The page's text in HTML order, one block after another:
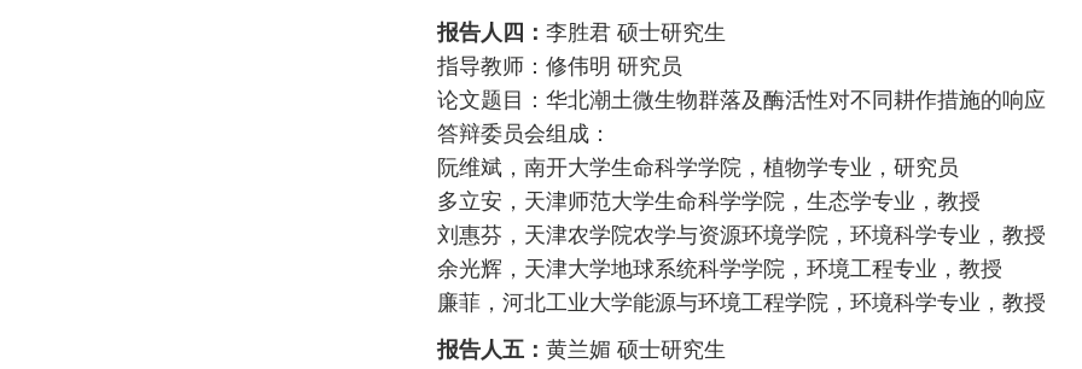
报告人四： 李胜君 硕士研究生
指导教师：修伟明 研究员
论文题目：华北潮土微生物群落及酶活性对不同耕作措施的响应
答辩委员会组成：
阮维斌，南开大学生命科学学院，植物学专业，研究员
多立安，天津师范大学生命科学学院，生态学专业，教授
刘惠芬，天津农学院农学与资源环境学院，环境科学专业，教授
余光辉，天津大学地球系统科学学院，环境工程专业，教授
廉菲，河北工业大学能源与环境工程学院，环境科学专业，教授
报告人五： 黄兰媚 硕士研究生